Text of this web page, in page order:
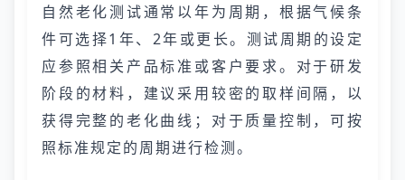
自然老化测试通常以年为周期，根据气候条
件可选择1年、2年或更长。测试周期的设定
应参照相关产品标准或客户要求。对于研发
阶段的材料，建议采用较密的取样间隔，以
获得完整的老化曲线；对于质量控制，可按
照标准规定的周期进行检测。